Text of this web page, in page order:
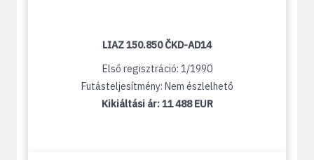
LIAZ 150.850 ČKD-AD14
Első regisztráció: 1/1990
Futásteljesítmény: Nem észlelhető
Kikiáltási ár:11 488 EUR